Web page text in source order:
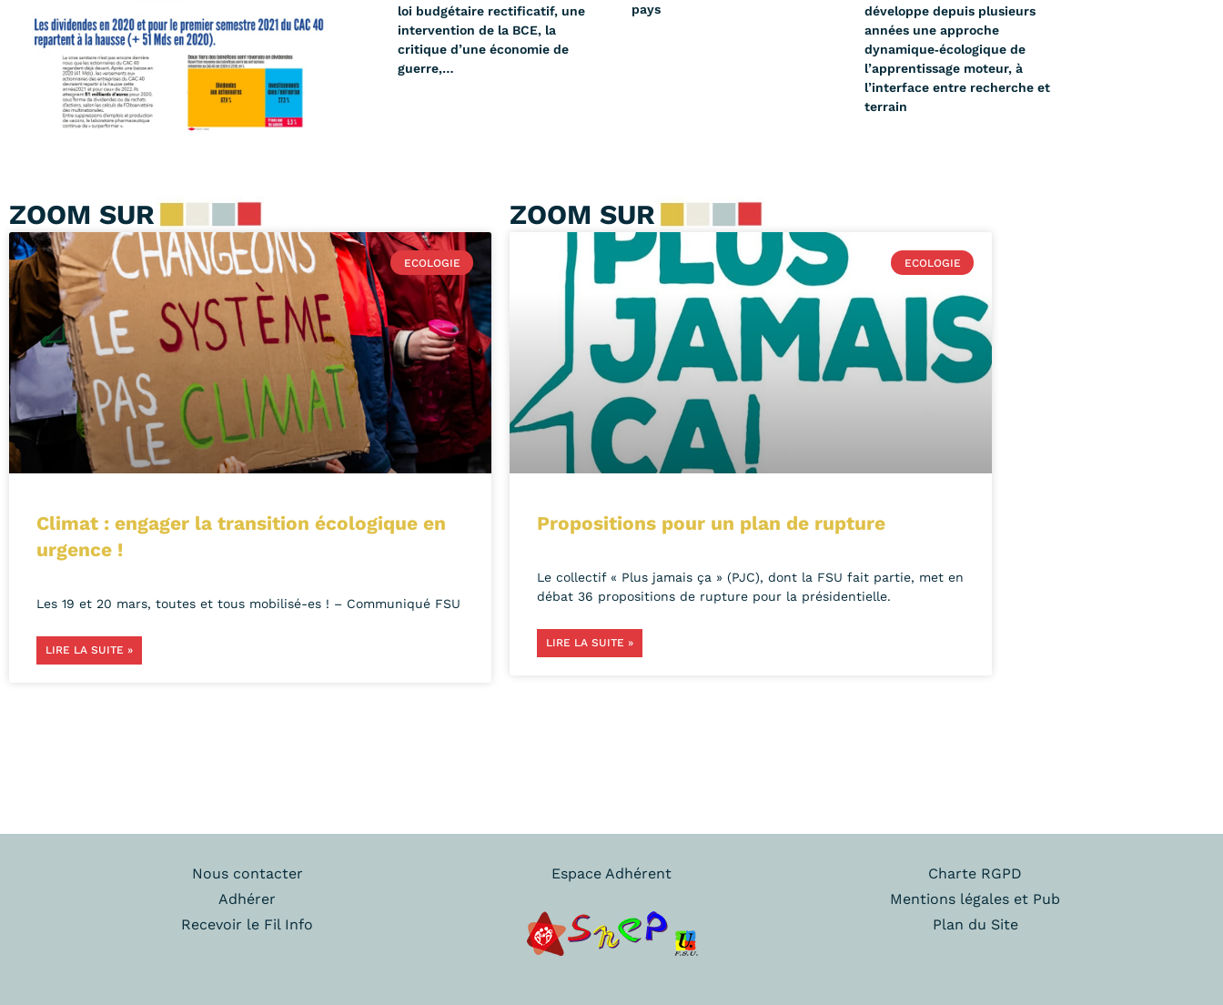
loi budgétaire rectificatif, une
intervention de la BCE, la
critique d’une économie de
guerre,…
pays
développe depuis plusieurs
années une approche
dynamique‑écologique de
l’apprentissage moteur, à
l’interface entre recherche et
terrain
ZOOM SUR
ECOLOGIE
Climat : engager la transition écologique en
urgence !
Les 19 et 20 mars, toutes et tous mobilisé-es ! – Communiqué FSU
LIRE LA SUITE »
ZOOM SUR
ECOLOGIE
Propositions pour un plan de rupture
Le collectif « Plus jamais ça » (PJC), dont la FSU fait partie, met en
débat 36 propositions de rupture pour la présidentielle.
LIRE LA SUITE »
Nous contacter
Adhérer
Recevoir le Fil Info
Espace Adhérent
Charte RGPD
Mentions légales et Pub
Plan du Site